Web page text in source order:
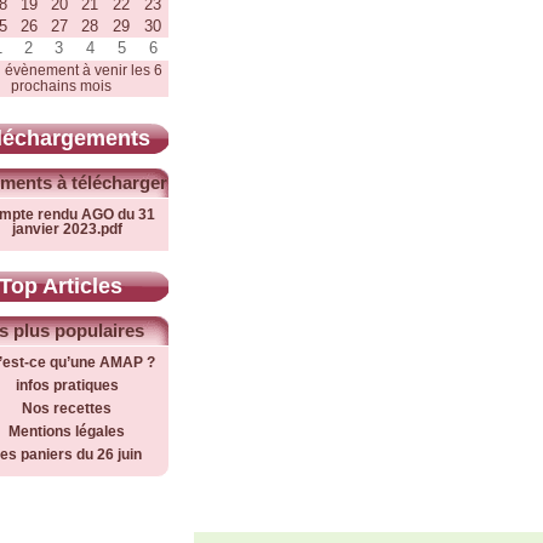
19 20 21 22
23
26 27 28 29
30
2 3 4 5 6
évènement à venir les 6
prochains mois
à télécharger
rendu AGO du 31
janvier 2023.pdf
Top Articles
plus populaires
ce qu’une AMAP ?
infos pratiques
Nos recettes
Mentions légales
paniers du 26 juin